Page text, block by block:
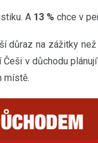
A 13 % chce v
důraz na zážitky než
v důchodu
místě.